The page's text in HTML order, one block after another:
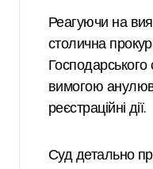
Реагуючи на
столична
Господарського
вимогою
реєстраційні дії.
Суд детально